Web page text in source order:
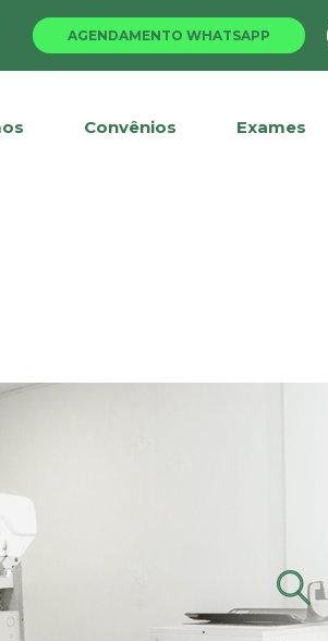
AGENDAMENTO WHATSAPP
Convênios Exames